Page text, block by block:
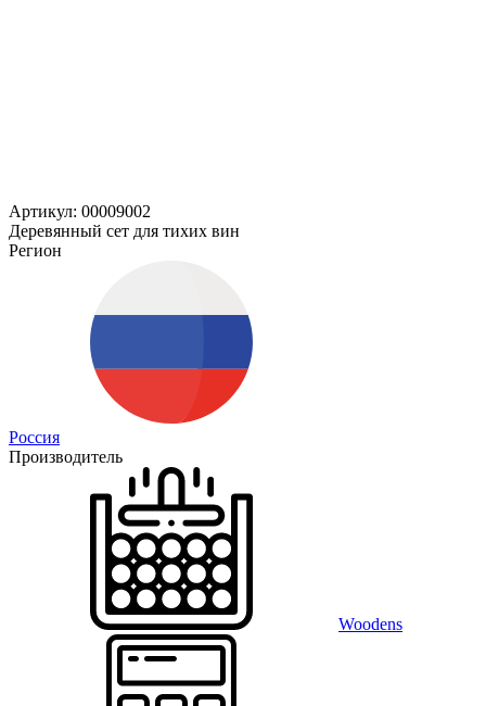
Артикул: 00009002
Деревянный сет для тихих вин
Регион
Россия
Производитель
Woodens